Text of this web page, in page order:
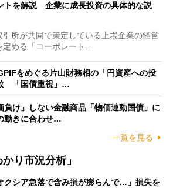
トを解説 企業に成長投資の具体的な説
所が共同で策定している上場企業の経営
定める「コーポレート…
をめぐる片山財務相の「円資産への投
「国債重視」…
負け」しない金融商品「物価連動国債」に
動きに合わせ…
一覧を見る
り市況分析」
クシア急落で含み損が膨らんで…」損失を